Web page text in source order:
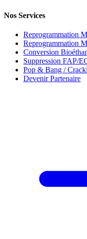
Nos Services
Reprogrammation
Reprogrammation
Conversion
Suppression FAP/
Pop & Bang /
Devenir Partenaire